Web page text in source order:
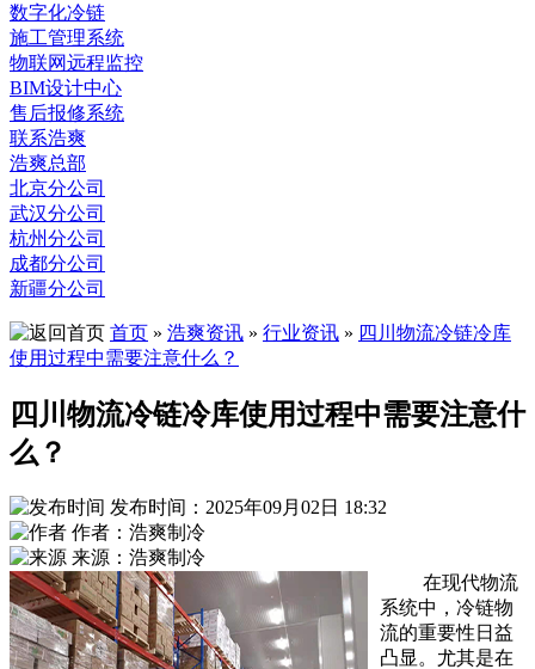
数字化冷链
施工管理系统
物联网远程监控
BIM设计中心
售后报修系统
联系浩爽
浩爽总部
北京分公司
武汉分公司
杭州分公司
成都分公司
新疆分公司
首页 » 浩爽资讯 » 行业资讯 » 四川物流冷链冷库
使用过程中需要注意什么？
四川物流冷链冷库使用过程中需要注意什
么？
发布时间：2025年09月02日 18:32
作者：浩爽制冷
来源：浩爽制冷
在现代物流
系统中，冷链物
流的重要性日益
凸显。尤其是在